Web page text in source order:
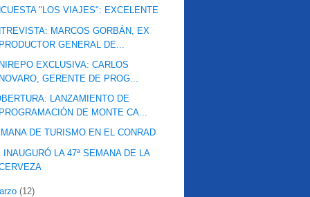
"LOS VIAJES": EXCELENTE
MARCOS GORBÁN, EX
GENERAL DE...
EXCLUSIVA: CARLOS
GERENTE DE PROG...
LANZAMIENTO DE
DE MONTE CA...
DE TURISMO EN EL CONRAD
INAUGURÓ LA 47ª SEMANA DE LA
(12)